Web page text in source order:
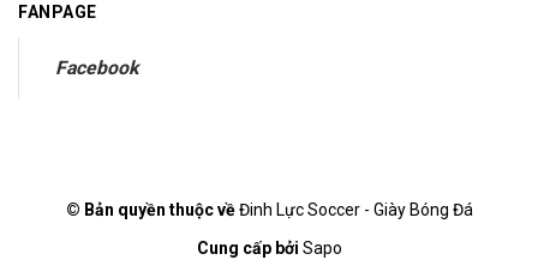
FANPAGE
Facebook
© Bản quyền thuộc vềĐinh Lực Soccer - Giày Bóng Đá
Cung cấp bởi Sapo